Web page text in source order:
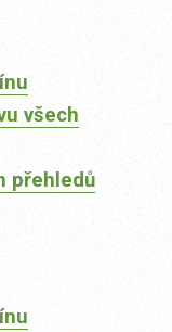
všech
přehledů